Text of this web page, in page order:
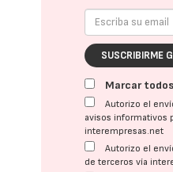
SUSCRIBIRME
Marcar todos
Autorizo el
avisos informativos
interempresas.net
Autorizo el
de terceros vía